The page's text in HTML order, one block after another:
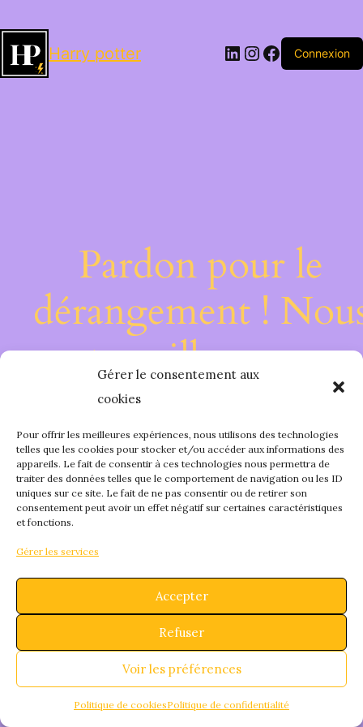
Gérer le consentement aux
cookies
Pour offrir les meilleures expériences, nous utilisons des technologies
telles que les cookies pour stocker et/ou accéder aux informations des
appareils. Le fait de consentir à ces technologies nous permettra de
traiter des données telles que le comportement de navigation ou les ID
uniques sur ce site. Le fait de ne pas consentir ou de retirer son
consentement peut avoir un effet négatif sur certaines caractéristiques
et fonctions.
Gérer les services
Accepter
Refuser
Voir les préférences
Politique de cookiesPolitique de confidentialité
Harry potter LinkedIn
Instagram
Facebook
Connexion
Pardon pour le
dérangement !
travaillons sur
quelque chose de
fantastique –
bientôt !